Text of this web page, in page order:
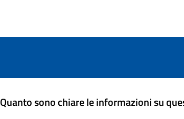
Quanto sono chiare le informazioni su